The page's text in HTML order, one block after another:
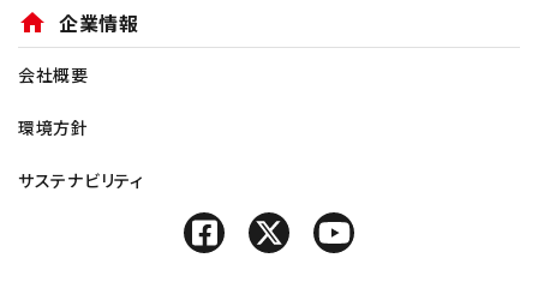
home 企業情報
会社概要
環境方針
サステナビリティ